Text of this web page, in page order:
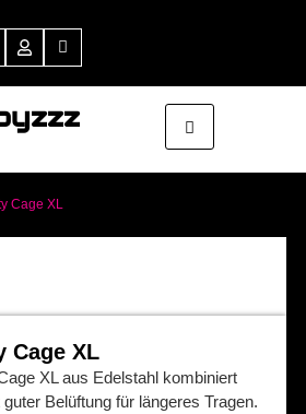
Cage XL
Cage XL
XL aus Edelstahl kombiniert
Belüftung für längeres Tragen.